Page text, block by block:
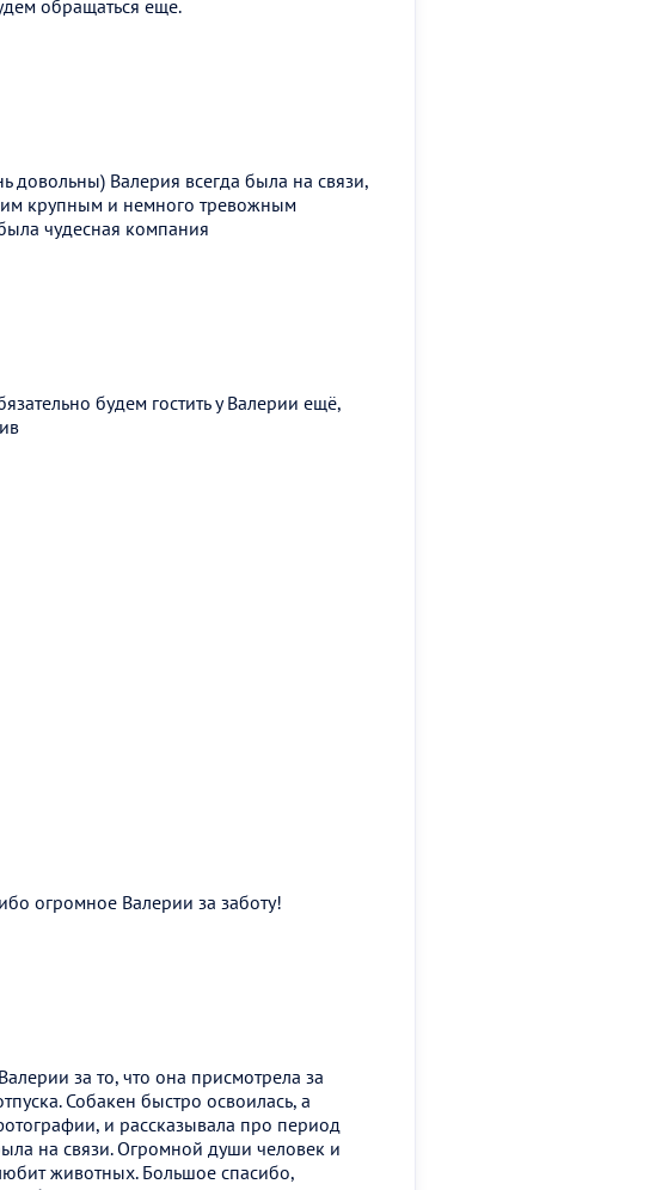
обращаться еще.
довольны) Валерия всегда была на связи,
крупным и немного тревожным
чудесная компания
будем гостить у Валерии ещё,
огромное Валерии за заботу!
за то, что она присмотрела за
Собакен быстро освоилась, а
и рассказывала про период
на связи. Огромной души человек и
животных. Большое спасибо,